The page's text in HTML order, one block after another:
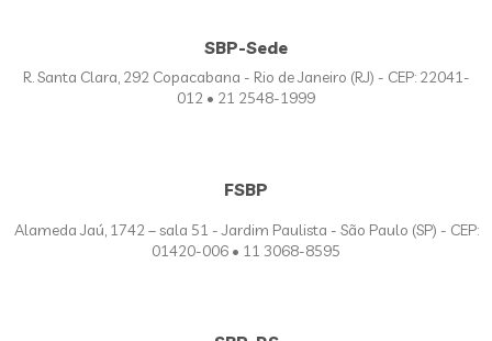
SBP-Sede
R. Santa Clara, 292 Copacabana - Rio de Janeiro (RJ) - CEP: 22041-
012 • 21 2548-1999
FSBP
Alameda Jaú, 1742 – sala 51 - Jardim Paulista - São Paulo (SP) - CEP:
01420-006 • 11 3068-8595